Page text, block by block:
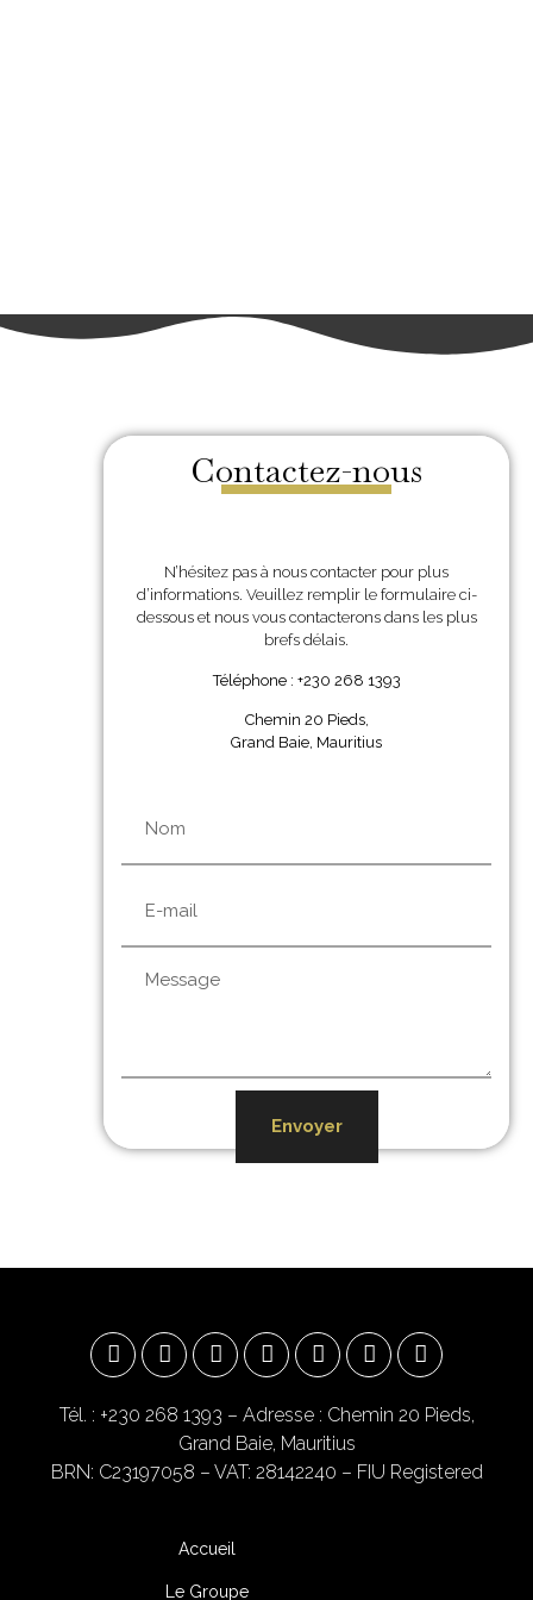
Contactez-nous
N’hésitez pas à nous contacter pour plus
d’informations. Veuillez remplir le formulaire ci-
dessous et nous vous contacterons dans les plus
brefs délais.
Téléphone : +230 268 1393
Chemin 20 Pieds,
Grand Baie, Mauritius
Envoyer
Tél. : +230 268 1393 – Adresse : Chemin 20 Pieds,
Grand Baie, Mauritius
BRN: C23197058 – VAT: 28142240 – FIU Registered
Accueil
Le Groupe